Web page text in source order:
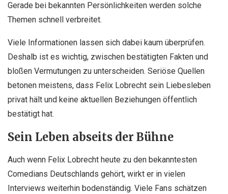
Gerade bei bekannten Persönlichkeiten werden solche
Themen schnell verbreitet.
Viele Informationen lassen sich dabei kaum überprüfen.
Deshalb ist es wichtig, zwischen bestätigten Fakten und
bloßen Vermutungen zu unterscheiden. Seriöse Quellen
betonen meistens, dass Felix Lobrecht sein Liebesleben
privat hält und keine aktuellen Beziehungen öffentlich
bestätigt hat.
Sein Leben abseits der Bühne
Auch wenn Felix Lobrecht heute zu den bekanntesten
Comedians Deutschlands gehört, wirkt er in vielen
Interviews weiterhin bodenständig. Viele Fans schätzen